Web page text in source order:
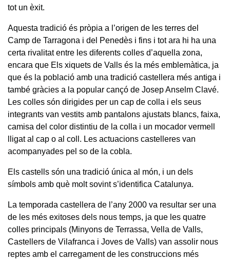
tot un èxit.
Aquesta tradició és pròpia a l’origen de les terres del
Camp de Tarragona i del Penedès i fins i tot ara hi ha una
certa rivalitat entre les diferents colles d’aquella zona,
encara que Els xiquets de Valls és la més emblemàtica, ja
que és la població amb una tradició castellera més antiga i
també gràcies a la popular cançó de Josep Anselm Clavé.
Les colles són dirigides per un cap de colla i els seus
integrants van vestits amb pantalons ajustats blancs, faixa,
camisa del color distintiu de la colla i un mocador vermell
lligat al cap o al coll. Les actuacions castelleres van
acompanyades pel so de la cobla.
Els castells són una tradició única al món, i un dels
símbols amb què molt sovint s’identifica Catalunya.
La temporada castellera de l’any 2000 va resultar ser una
de les més exitoses dels nous temps, ja que les quatre
colles principals (Minyons de Terrassa, Vella de Valls,
Castellers de Vilafranca i Joves de Valls) van assolir nous
reptes amb el carregament de les construccions més